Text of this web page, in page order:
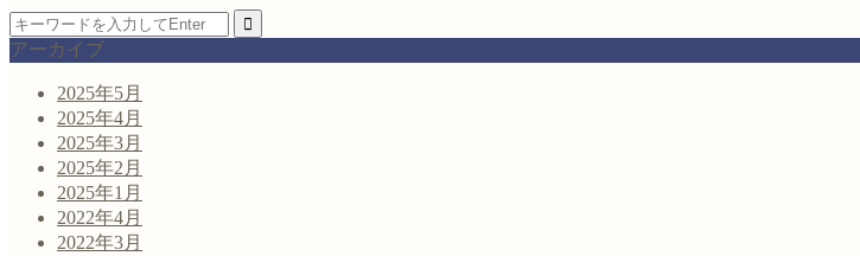
アーカイブ
2025年5月
2025年4月
2025年3月
2025年2月
2025年1月
2022年4月
2022年3月